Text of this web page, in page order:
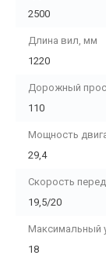
2500
Длина вил, мм
1220
Дорожный
110
Мощность
29,4
Скорость
19,5/20
Максимальный
18